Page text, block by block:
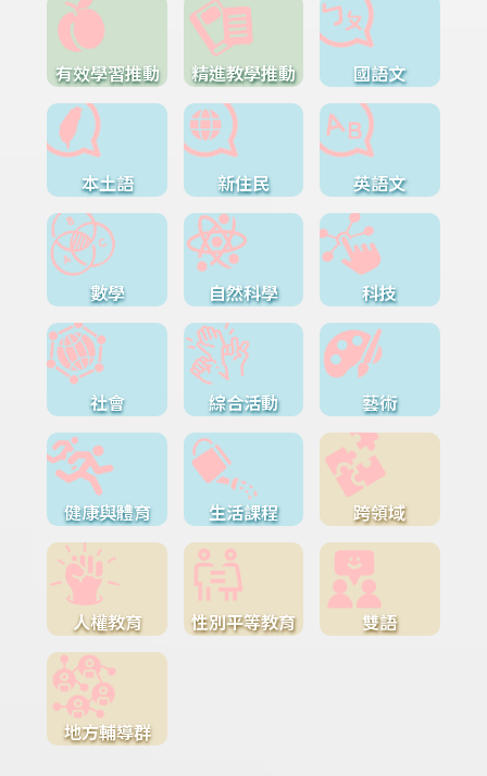
有效學習推動 精進教學推動 國語文
本土語 新住民 英語文
數學 自然科學 科技
社會 綜合活動 藝術
健康與體育 生活課程 跨領域
人權教育 性別平等教育 雙語
地方輔導群